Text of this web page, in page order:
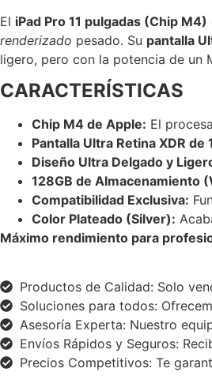
El iPad Pro 11 pulgadas (Chip M4)
renderizado pesado. Su pantalla
ligero, pero con la potencia de un
CARACTERÍSTICAS
Chip M4 de Apple: El
Pantalla Ultra Retina XDR de
Diseño Ultra Delgado y
128GB de Almacenamiento
Compatibilidad Exclusiva:
Color Plateado (Silver):
Máximo rendimiento para
Productos de Calidad: Solo
Soluciones para todos:
Asesoría Experta: Nuestro
Envíos Rápidos y Seguros:
Precios Competitivos: Te